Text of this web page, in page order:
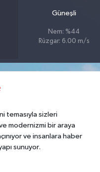
Güneşli
Nem: %44
Rüzgar: 6.00 m/s
temasıyla sizleri
modernizmi bir araya
ve insanlara haber
sunuyor.